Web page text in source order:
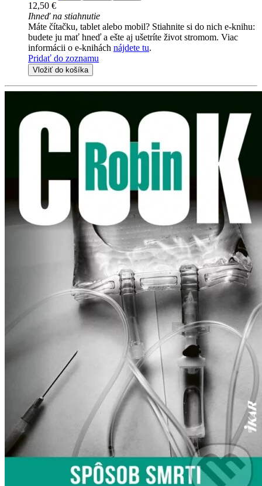
12,50 €
Ihneď na stiahnutie
Máte čítačku, tablet alebo mobil? Stiahnite si do nich e-knihu:
budete ju mať hneď a ešte aj ušetríte život stromom. Viac
informácii o e-knihách nájdete tu.
Pridať do zoznamu
Vložiť do košíka